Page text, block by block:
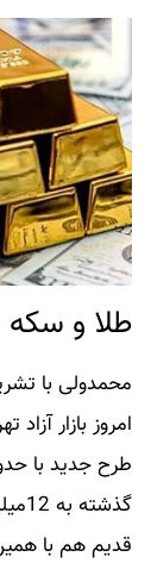
طلا و سکه
محمدولی با